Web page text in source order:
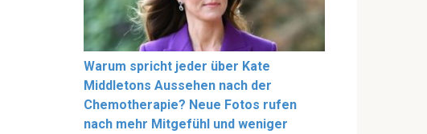
Warum spricht jeder über Kate
Middletons Aussehen nach der
Chemotherapie? Neue Fotos rufen
nach mehr Mitgefühl und weniger